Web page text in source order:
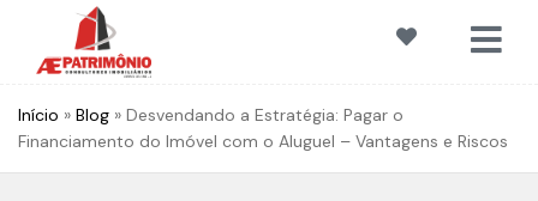
Início » Blog » Desvendando a Estratégia: Pagar o
Financiamento do Imóvel com o Aluguel – Vantagens e Riscos